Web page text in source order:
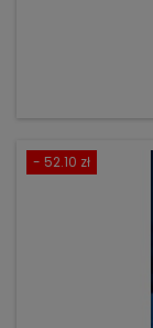
- 52.10 zł